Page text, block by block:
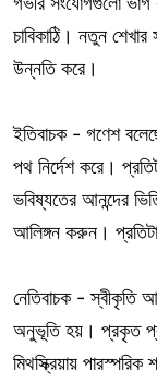
চাবিকাঠি। নতুন
উন্নতি করে।
ইতিবাচক - গণেশ
পথ নির্দেশ করে।
ভবিষ্যতের আনন্দের
আলিঙ্গন করুন। প্রতিটা
নেতিবাচক - স্বীকৃতি
অনুভূতি হয়। প্রকৃত
মিথস্ক্রিয়ায়